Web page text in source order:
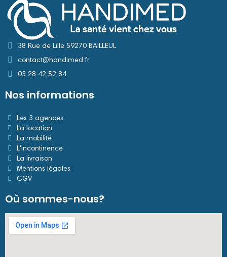
38 Rue de Lille 59270 BAILLEUL
contact@handimed.fr
03 28 42 52 84
Nos informations
Les 3 agences
La location
La mobilité
L'incontinence
La livraison
Mentions légales
CGV
Où sommes-nous?